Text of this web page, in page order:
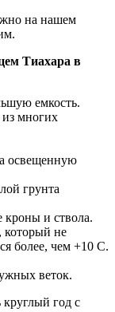
на нашем
Тиахара в
емкость.
из многих
освещенную
грунта
и ствола.
который не
более, чем +10 С.
веток.
год с